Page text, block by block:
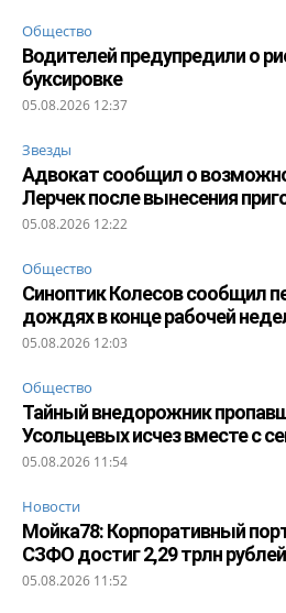
Общество
Водителей предупредили о
буксировке
05.08.2026 12:37
Звезды
Адвокат сообщил о
Лерчек после вынесения
05.08.2026 12:22
Общество
Синоптик Колесов сообщил
дождях в конце рабочей
05.08.2026 12:03
Общество
Тайный внедорожник
Усольцевых исчез вместе с
05.08.2026 11:54
Новости
Мойка78: Корпоративный
СЗФО достиг 2,29 трлн рублей
05.08.2026 11:52